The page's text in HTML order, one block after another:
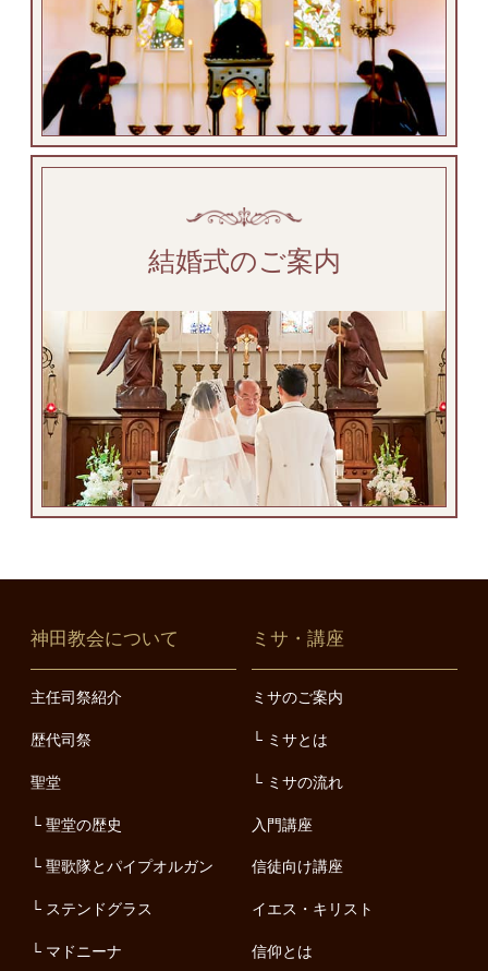
結婚式のご案内
神田教会について
主任司祭紹介
歴代司祭
聖堂
聖堂の歴史
聖歌隊とパイプオルガン
ステンドグラス
マドニーナ
ミサ・講座
ミサのご案内
ミサとは
ミサの流れ
入門講座
信徒向け講座
イエス・キリスト
信仰とは